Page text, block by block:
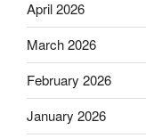
April 2026
March 2026
February 2026
January 2026